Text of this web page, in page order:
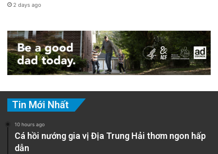
2 days ago
Tin Mới Nhất
10 hours ago
Cá hồi nướng gia vị Địa Trung Hải thơm ngon hấp
dẫn